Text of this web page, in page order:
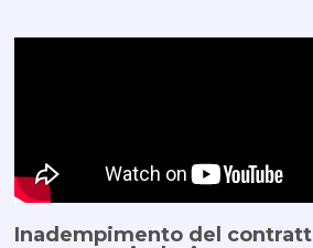
Inadempimento del